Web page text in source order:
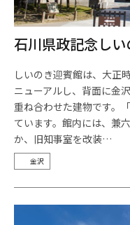
石川県政記念し
しいのき迎賓館は、大正
ニューアルし、背面に金
重ね合わせた建物です。
ています。館内には、兼
か、旧知事室を改装…
金沢